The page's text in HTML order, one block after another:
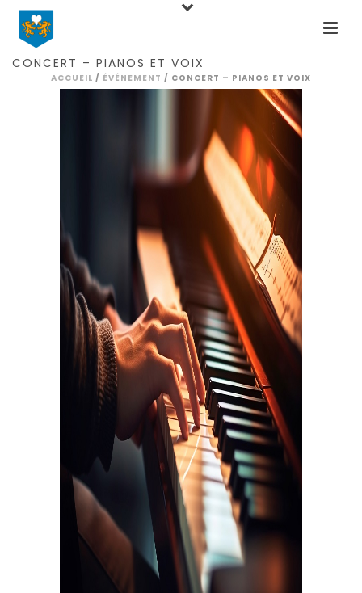
CONCERT – PIANOS ET VOIX
ACCUEIL / ÉVÉNEMENT / CONCERT – PIANOS ET VOIX